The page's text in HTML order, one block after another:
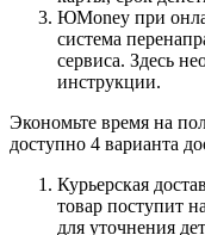
ЮMoney при
система
сервиса. Здесь
инструкции.
Экономьте время на
доступно 4 варианта
Курьерская
товар поступит
для уточнения